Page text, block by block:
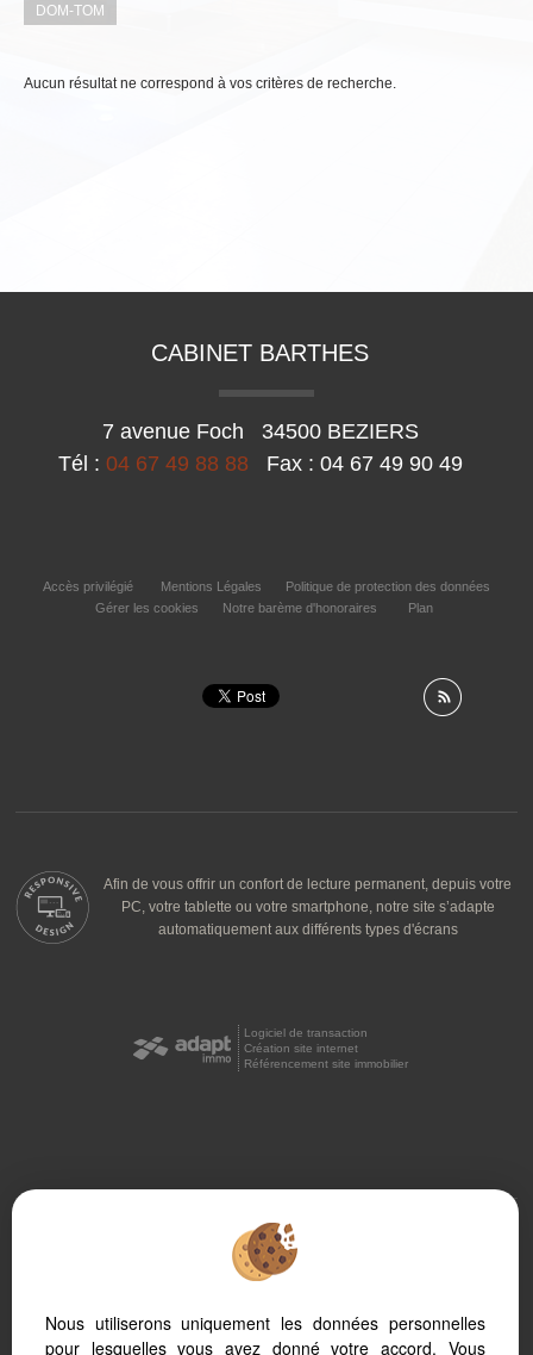
DOM-TOM
Aucun résultat ne correspond à vos critères de recherche.
CABINET BARTHES
7 avenue Foch 34500 BEZIERS
Tél : 04 67 49 88 88 Fax : 04 67 49 90 49
Accès privilégié Mentions Légales
Politique de protection des données
Gérer les cookies
Notre barème d'honoraires Plan
Afin de vous offrir un confort de lecture permanent, depuis votre
PC, votre tablette ou votre smartphone, notre site s’adapte
automatiquement aux différents types d'écrans
Logiciel de transaction
Création site internet
Référencement site immobilier
Investir à Béziers
Vivre à Béziers
Nous utiliserons uniquement les données personnelles
pour lesquelles vous avez donné votre accord. Vous